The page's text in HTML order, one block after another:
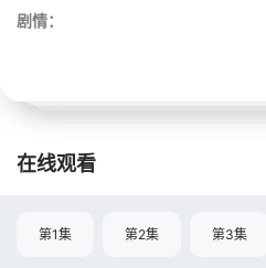
剧情：
在线观看
第1集 第2集 第3集